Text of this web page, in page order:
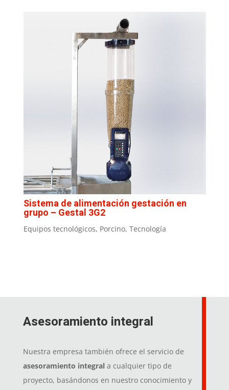
Sistema de alimentación gestación en
grupo – Gestal 3G2
Equipos tecnológicos, Porcino, Tecnología
Asesoramiento integral
Nuestra empresa también ofrece el servicio de
asesoramiento integral a cualquier tipo de
proyecto, basándonos en nuestro conocimiento y